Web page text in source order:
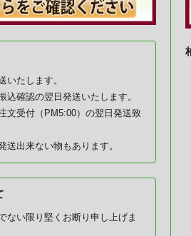
いたします。
込確認の翌日発送いたします。
文受付（PM5:00）の翌日発送致
送出来ない物もあります。
ない限り堅くお断り申し上げま